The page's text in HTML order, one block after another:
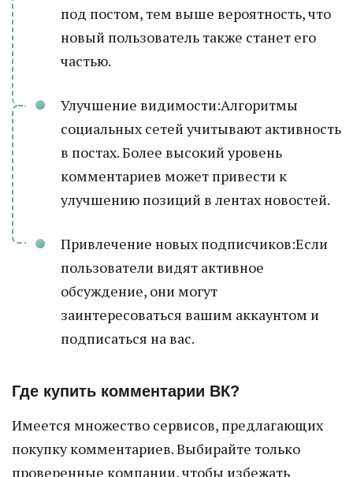
под постом, тем выше вероятность, что
новый пользователь также станет его
частью.
Улучшение видимости:Алгоритмы
социальных сетей учитывают активность
в постах. Более высокий уровень
комментариев может привести к
улучшению позиций в лентах новостей.
Привлечение новых подписчиков:Если
пользователи видят активное
обсуждение, они могут
заинтересоваться вашим аккаунтом и
подписаться на вас.
Где купить комментарии ВК?
Имеется множество сервисов, предлагающих
покупку комментариев. Выбирайте только
проверенные компании, чтобы избежать